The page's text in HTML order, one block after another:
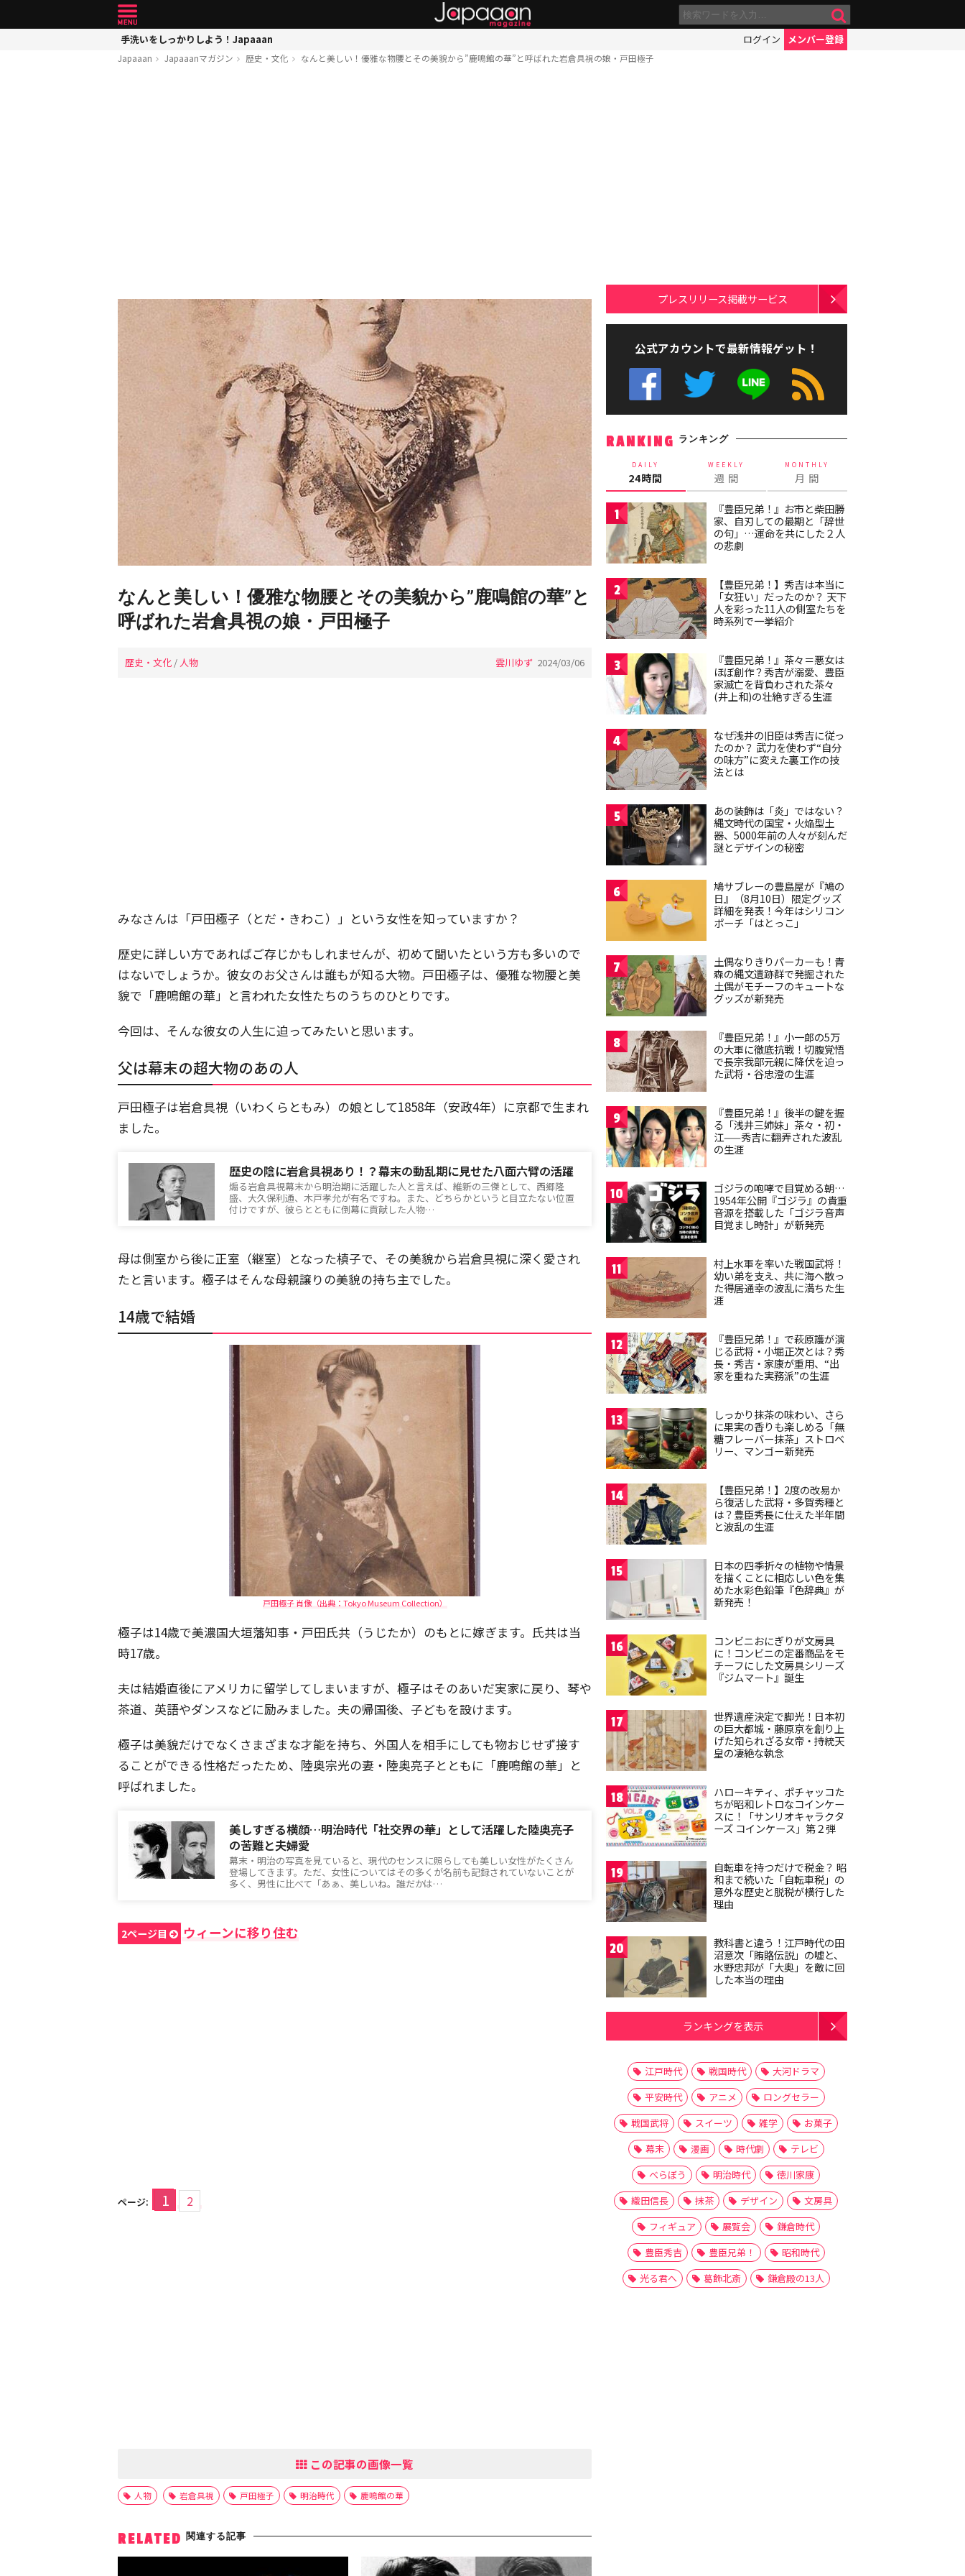
手洗いをしっかりしよう！Japaaan ログイン メンバー登録
Japaaan Japaaanマガジン 歴史・文化 なんと美しい！優雅な物腰とその美貌から”鹿鳴館の華”と呼ばれた岩倉具視の娘・戸田極子
なんと美しい！優雅な物腰とその美貌から”鹿鳴館の華”と
呼ばれた岩倉具視の娘・戸田極子
歴史・文化 / 人物 雲川ゆず 2024/03/06
みなさんは「戸田極子（とだ・きわこ）」という女性を知っていますか？
歴史に詳しい方であればご存じかもしれませんが、初めて聞いたという方も多いので
はないでしょうか。彼女のお父さんは誰もが知る大物。戸田極子は、優雅な物腰と美
貌で「鹿鳴館の華」と言われた女性たちのうちのひとりです。
今回は、そんな彼女の人生に迫ってみたいと思います。
父は幕末の超大物のあの人
戸田極子は岩倉具視（いわくらともみ）の娘として1858年（安政4年）に京都で生まれ
ました。
歴史の陰に岩倉具視あり！？幕末の動乱期に見せた八面六臂の活躍
煽る岩倉具視幕末から明治期に活躍した人と言えば、維新の三傑として、西郷隆
盛、大久保利通、木戸孝允が有名ですね。また、どちらかというと目立たない位置
付けですが、彼らとともに倒幕に貢献した人物…
母は側室から後に正室（継室）となった槙子で、その美貌から岩倉具視に深く愛され
たと言います。極子はそんな母親譲りの美貌の持ち主でした。
14歳で結婚
戸田極子 肖像（出典：Tokyo Museum Collection）
極子は14歳で美濃国大垣藩知事・戸田氏共（うじたか）のもとに嫁ぎます。氏共は当
時17歳。
夫は結婚直後にアメリカに留学してしまいますが、極子はそのあいだ実家に戻り、琴や
茶道、英語やダンスなどに励みました。夫の帰国後、子どもを設けます。
極子は美貌だけでなくさまざまな才能を持ち、外国人を相手にしても物おじせず接す
ることができる性格だったため、陸奥宗光の妻・陸奥亮子とともに「鹿鳴館の華」と
呼ばれました。
美しすぎる横顔…明治時代「社交界の華」として活躍した陸奥亮子
の苦難と夫婦愛
幕末・明治の写真を見ていると、現代のセンスに照らしても美しい女性がたくさん
登場してきます。ただ、女性についてはその多くが名前も記録されていないことが
多く、男性に比べて「あぁ、美しいね。誰だかは…
2ページ目 ウィーンに移り住む
ページ: 1 2
この記事の画像一覧
人物 岩倉具視 戸田極子 明治時代 鹿鳴館の華
RELATED 関連する記事
プレスリリース掲載サービス
公式アカウントで最新情報ゲット！
RANKING ランキング
DAILY
24時間
WEEKLY
週 間
MONTHLY
月 間
1
『豊臣兄弟！』お市と柴田勝
家、自刃しての最期と「辞世
の句」…運命を共にした２人
の悲劇
2
【豊臣兄弟！】秀吉は本当に
「女狂い」だったのか？ 天下
人を彩った11人の側室たちを
時系列で一挙紹介
3
『豊臣兄弟！』茶々＝悪女は
ほぼ創作？秀吉が溺愛、豊臣
家滅亡を背負わされた茶々
(井上和)の壮絶すぎる生涯
4
なぜ浅井の旧臣は秀吉に従っ
たのか？ 武力を使わず“自分
の味方”に変えた裏工作の技
法とは
5
あの装飾は「炎」ではない？
縄文時代の国宝・火焔型土
器、5000年前の人々が刻んだ
謎とデザインの秘密
6
鳩サブレーの豊島屋が『鳩の
日』（8月10日）限定グッズ
詳細を発表！今年はシリコン
ポーチ「はとっこ」
7
土偶なりきりパーカーも！青
森の縄文遺跡群で発掘された
土偶がモチーフのキュートな
グッズが新発売
8
『豊臣兄弟！』小一郎の5万
の大軍に徹底抗戦！切腹覚悟
で長宗我部元親に降伏を迫っ
た武将・谷忠澄の生涯
9
『豊臣兄弟！』後半の鍵を握
る「浅井三姉妹」茶々・初・
江——秀吉に翻弄された波乱
の生涯
10
ゴジラの咆哮で目覚める朝…
1954年公開『ゴジラ』の貴重
音源を搭載した「ゴジラ音声
目覚まし時計」が新発売
11
村上水軍を率いた戦国武将！
幼い弟を支え、共に海へ散っ
た得居通幸の波乱に満ちた生
涯
12
『豊臣兄弟！』で萩原護が演
じる武将・小堀正次とは？秀
長・秀吉・家康が重用、“出
家を重ねた実務派”の生涯
13
しっかり抹茶の味わい、さら
に果実の香りも楽しめる「無
糖フレーバー抹茶」ストロベ
リー、マンゴー新発売
14
【豊臣兄弟！】2度の改易か
ら復活した武将・多賀秀種と
は？豊臣秀長に仕えた半年間
と波乱の生涯
15
日本の四季折々の植物や情景
を描くことに相応しい色を集
めた水彩色鉛筆『色辞典』が
新発売！
16
コンビニおにぎりが文房具
に！コンビニの定番商品をモ
チーフにした文房具シリーズ
『ジムマート』誕生
17
世界遺産決定で脚光！日本初
の巨大都城・藤原京を創り上
げた知られざる女帝・持統天
皇の凄絶な執念
18
ハローキティ、ポチャッコた
ちが昭和レトロなコインケー
スに！「サンリオキャラクタ
ーズ コインケース」第２弾
19
自転車を持つだけで税金？ 昭
和まで続いた「自転車税」の
意外な歴史と脱税が横行した
理由
20
教科書と違う！江戸時代の田
沼意次「賄賂伝説」の嘘と、
水野忠邦が「大奥」を敵に回
した本当の理由
ランキングを表示
江戸時代 戦国時代
大河ドラマ
平安時代
アニメ
ロングセラー
戦国武将
スイーツ 雑学
お菓子
幕末
漫画 時代劇
テレビ
べらぼう
明治時代
徳川家康
織田信長
抹茶 デザイン
文房具
フィギュア
展覧会
鎌倉時代
豊臣秀吉
豊臣兄弟！
昭和時代
光る君へ
葛飾北斎 鎌倉殿の13人